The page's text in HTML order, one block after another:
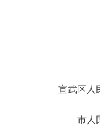
宣武区人
市人民